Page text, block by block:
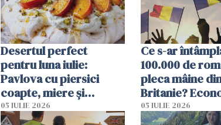
Desertul perfect
pentru luna iulie:
Pavlova cu piersici
coapte, miere și
lavandă
05 IULIE 2026
Ce s-ar
100.000 de
pleca mâine
Britanie?
resimți imediat
05 IULIE 2026